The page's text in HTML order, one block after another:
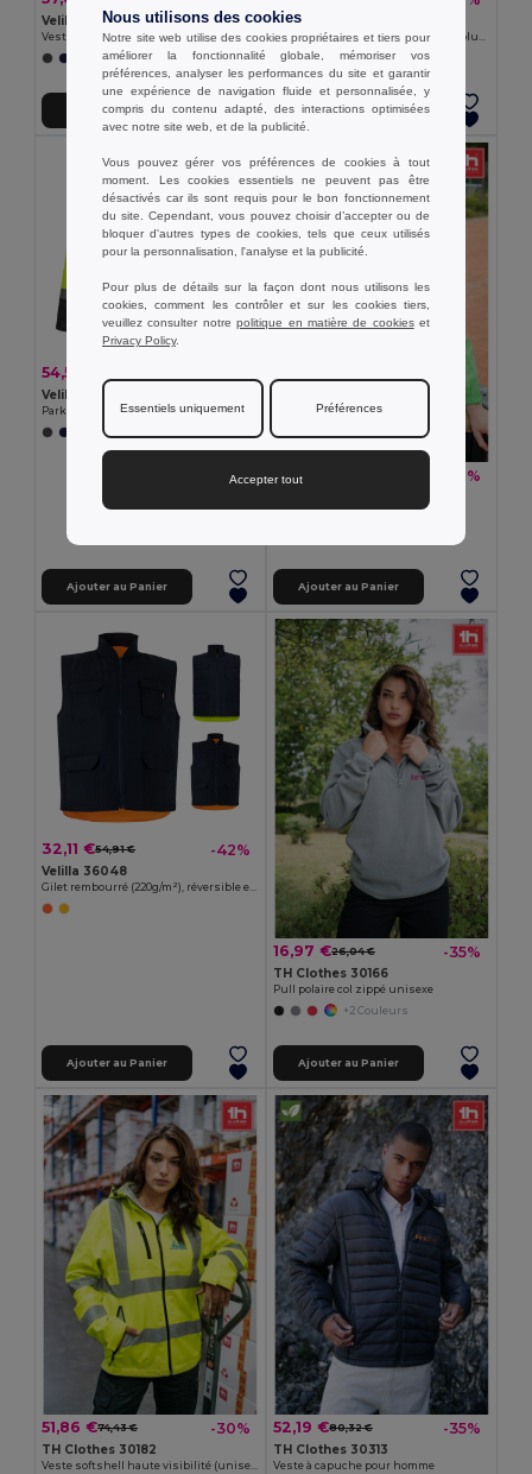
Velilla 36059
Veste rembourrée bicolore (180g/m²) en polyester (100%), avec fintion PU
+1 Couleurs
Ajouter au Panier
Velilla 36136
Gilet soft shell (280g/m²), avec doublure polaire, en polyester (94%) et élasthanne (6%)
+2 Couleurs
Ajouter au Panier
54,50 €
Velilla 36104
Ajouter au Panier
16,46 € -29%
Coupe-vent (unisexe)
Ajouter au Panier
32,11 €54,91 € -42%
Velilla 36048
Gilet rembourré (220g/m²), réversible en polyester (100%), avec fermeture à glissière et tirette réversible, et multipoches
Ajouter au Panier
16,97 €26,04 € -35%
TH Clothes 30166
Pull polaire col zippé unisexe
+2 Couleurs
Ajouter au Panier
51,86 €74,43 € -30%
TH Clothes 30182
Veste softshell haute visibilité (unisexe)
52,19 €80,32 € -35%
TH Clothes 30313
Veste à capuche pour homme
Nous utilisons des cookies
Notre site web utilise des cookies propriétaires et tiers pour
améliorer la fonctionnalité globale, mémoriser vos
préférences, analyser les performances du site et garantir
une expérience de navigation fluide et personnalisée, y
compris du contenu adapté, des interactions optimisées
avec notre site web, et de la publicité.
Vous pouvez gérer vos préférences de cookies à tout
moment. Les cookies essentiels ne peuvent pas être
désactivés car ils sont requis pour le bon fonctionnement
du site. Cependant, vous pouvez choisir d’accepter ou de
bloquer d'autres types de cookies, tels que ceux utilisés
pour la personnalisation, l'analyse et la publicité.
Pour plus de détails sur la façon dont nous utilisons les
cookies, comment les contrôler et sur les cookies tiers,
veuillez consulter notrepolitique en matière de cookieset
Privacy Policy.
Essentiels uniquement Préférences
Accepter tout